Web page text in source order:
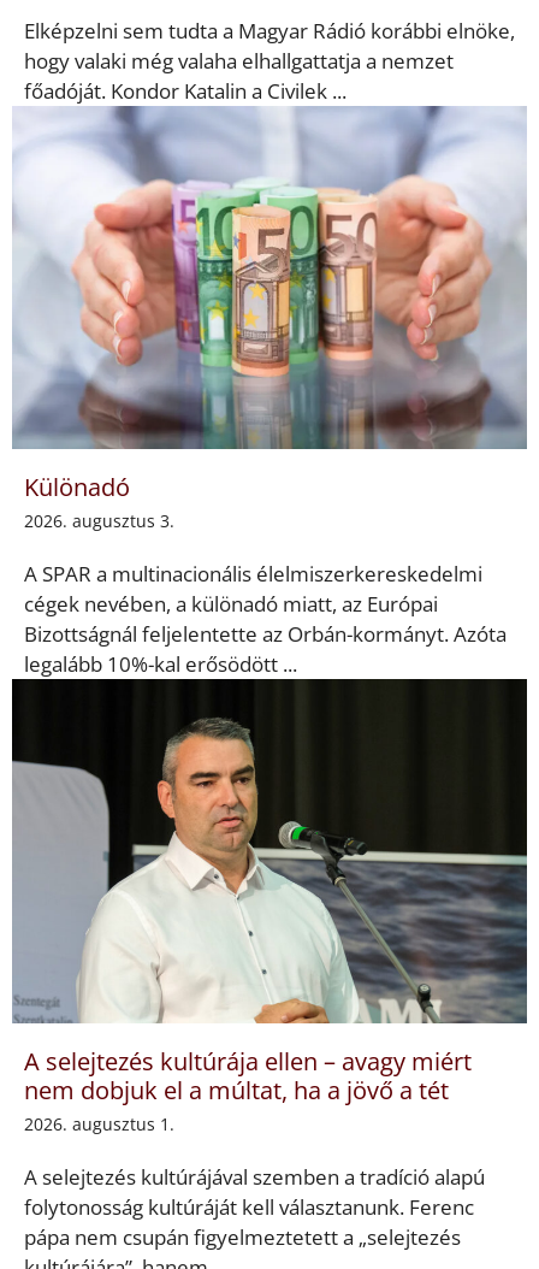
Elképzelni sem tudta a Magyar Rádió korábbi elnöke,
hogy valaki még valaha elhallgattatja a nemzet
főadóját. Kondor Katalin a Civilek ...
Különadó
2026. augusztus 3.
A SPAR a multinacionális élelmiszerkereskedelmi
cégek nevében, a különadó miatt, az Európai
Bizottságnál feljelentette az Orbán-kormányt. Azóta
legalább 10%-kal erősödött ...
A selejtezés kultúrája ellen – avagy miért
nem dobjuk el a múltat, ha a jövő a tét
2026. augusztus 1.
A selejtezés kultúrájával szemben a tradíció alapú
folytonosság kultúráját kell választanunk. Ferenc
pápa nem csupán figyelmeztetett a „selejtezés